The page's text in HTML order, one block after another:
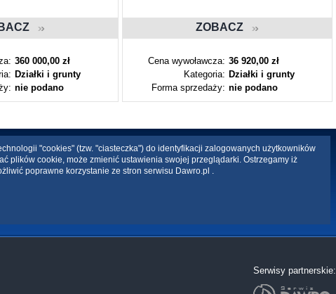
360 000,00 zł
Działki i grunty
nie podano
ZOBACZ
Cena wywoławcza: 36 920,00 zł
Kategoria: Działki i grunty
Forma sprzedaży: nie podano
"cookies" (tzw. "ciasteczka") do identyfikacji zalogowanych użytkowników
plików cookie, może zmienić ustawienia swojej przeglądarki. Ostrzegamy iż
poprawne korzystanie ze stron serwisu Dawro.pl .
Serwisy partnerskie: